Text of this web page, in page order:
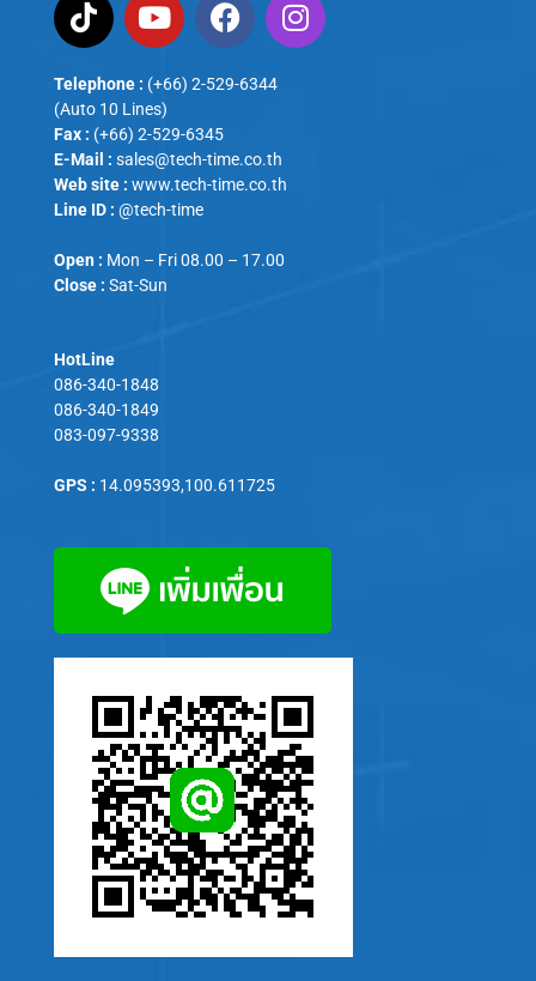
Telephone : (+66) 2-529-6344
(Auto 10 Lines)
Fax : (+66) 2-529-6345
E-Mail : sales@tech-time.co.th
Web site : www.tech-time.co.th
Line ID : @tech-time
Open : Mon – Fri 08.00 – 17.00
Close : Sat-Sun
HotLine
086-340-1848
086-340-1849
083-097-9338
GPS : 14.095393,100.611725